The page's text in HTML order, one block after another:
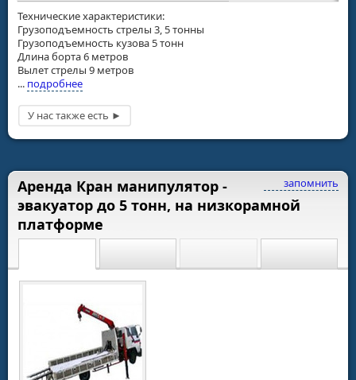
Технические характеристики:
Грузоподъемность стрелы 3, 5 тонны
Грузоподъемность кузова 5 тонн
Длина борта 6 метров
Вылет стрелы 9 метров
... подробнее
запомнить
Аренда Кран манипулятор -
эвакуатор до 5 тонн, на низкорамной
платформе